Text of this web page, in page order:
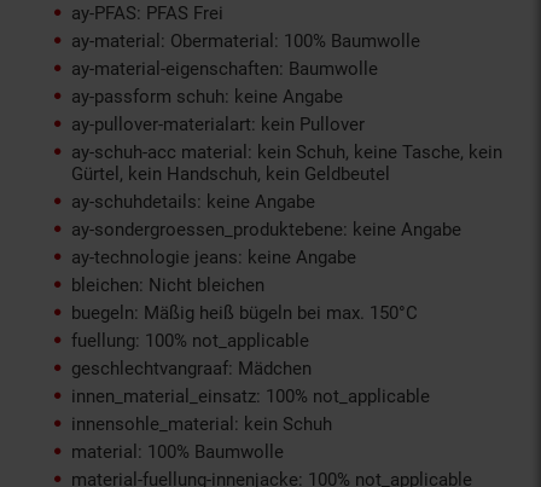
ay-PFAS: PFAS Frei
ay-material: Obermaterial: 100% Baumwolle
ay-material-eigenschaften: Baumwolle
ay-passform schuh: keine Angabe
ay-pullover-materialart: kein Pullover
ay-schuh-acc material: kein Schuh, keine Tasche, kein
Gürtel, kein Handschuh, kein Geldbeutel
ay-schuhdetails: keine Angabe
ay-sondergroessen_produktebene: keine Angabe
ay-technologie jeans: keine Angabe
bleichen: Nicht bleichen
buegeln: Mäßig heiß bügeln bei max. 150°C
fuellung: 100% not_applicable
geschlechtvangraaf: Mädchen
innen_material_einsatz: 100% not_applicable
innensohle_material: kein Schuh
material: 100% Baumwolle
material-fuellung-innenjacke: 100% not_applicable